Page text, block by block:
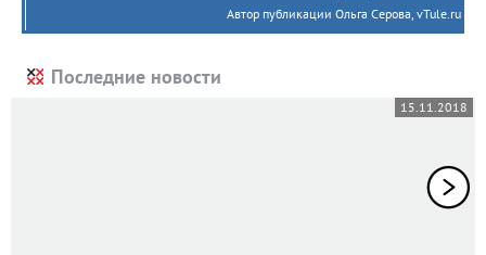
Автор публикации Ольга Серова, vTule.ru
Последние новости
15.11.2018